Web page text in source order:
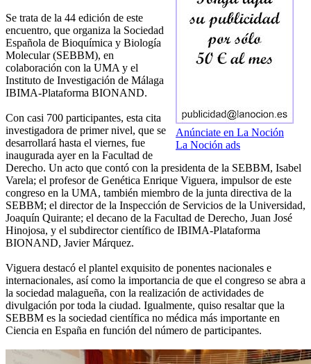
Anúnciate en La Noción
La Noción ads
Se trata de la 44 edición de este
encuentro, que organiza la Sociedad
Española de Bioquímica y Biología
Molecular (SEBBM), en
colaboración con la UMA y el
Instituto de Investigación de Málaga
IBIMA-Plataforma BIONAND.
Con casi 700 participantes, esta cita
investigadora de primer nivel, que se
desarrollará hasta el viernes, fue
inaugurada ayer en la Facultad de
Derecho. Un acto que contó con la presidenta de la SEBBM, Isabel
Varela; el profesor de Genética Enrique Viguera, impulsor de este
congreso en la UMA, también miembro de la junta directiva de la
SEBBM; el director de la Inspección de Servicios de la Universidad,
Joaquín Quirante; el decano de la Facultad de Derecho, Juan José
Hinojosa, y el subdirector científico de IBIMA-Plataforma
BIONAND, Javier Márquez.
Viguera destacó el plantel exquisito de ponentes nacionales e
internacionales, así como la importancia de que el congreso se abra a
la sociedad malagueña, con la realización de actividades de
divulgación por toda la ciudad. Igualmente, quiso resaltar que la
SEBBM es la sociedad científica no médica más importante en
Ciencia en España en función del número de participantes.